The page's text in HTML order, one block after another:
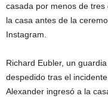
casada por menos de
la casa antes de la
Instagram.
Richard Eubler, un
despedido tras el
Alexander ingresó a la